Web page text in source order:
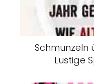
Schmunzeln
Lustige